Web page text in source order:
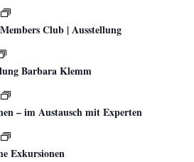
Club | Ausstellung
Barbara Klemm
– im Austausch mit Experten
Exkursionen